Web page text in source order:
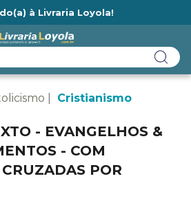
à Livraria Loyola!
Cristianismo
- EVANGELHOS &
- COM
POR